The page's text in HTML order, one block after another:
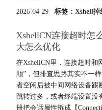
2026-04-29 标签： Xshell掉
XshellCN连接超时怎
大怎么优化
在XshellCN里，连接超时和
顺”，但排查思路其实不一
者空闲后被中间网络设备踢
跳转过多，或者终端设置没
册把会话属性拆成【